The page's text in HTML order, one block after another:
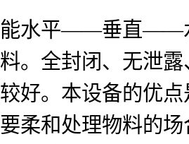
能水平——垂直——水
料。全封闭、无泄
较好。本设备的优
要柔和处理物料的场